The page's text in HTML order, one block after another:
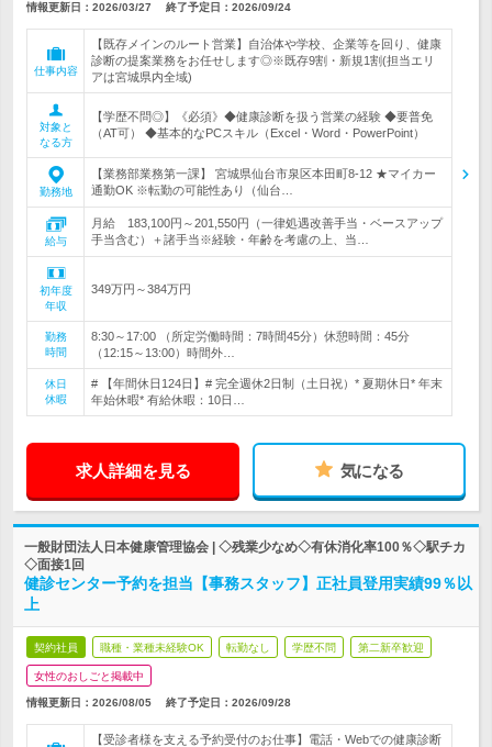
情報更新日：2026/03/27 終了予定日： 2026/09/24
仕事内容
【既存メインのルート営業】自治体や学校、企業等を回り、健康
診断の提案業務をお任せします◎※既存9割・新規1割(担当エリ
アは宮城県内全域)
対象と
なる方
【学歴不問◎】《必須》◆健康診断を扱う営業の経験 ◆要普免
（AT可） ◆基本的なPCスキル（Excel・Word・PowerPoint）
勤務地
【業務部業務第一課】 宮城県仙台市泉区本田町8-12 ★マイカー
通勤OK ※転勤の可能性あり（仙台…
給与
月給 183,100円～201,550円（一律処遇改善手当・ベースアップ
手当含む）＋諸手当※経験・年齢を考慮の上、当…
初年度
年収
349万円～384万円
勤務
時間
8:30～17:00 （所定労働時間：7時間45分）休憩時間：45分
（12:15～13:00）時間外…
休日
休暇
# 【年間休日124日】# 完全週休2日制（土日祝）* 夏期休日* 年末
年始休暇* 有給休暇：10日…
求人詳細を見る 気になる
一般財団法人日本健康管理協会 | ◇残業少なめ◇有休消化率100％◇駅チカ
◇面接1回
健診センター予約を担当【事務スタッフ】正社員登用実績99％以
上
契約社員 職種・業種未経験OK 転勤なし 学歴不問 第二新卒歓迎
女性のおしごと掲載中
情報更新日：2026/08/05 終了予定日： 2026/09/28
【受診者様を支える予約受付のお仕事】電話・Webでの健康診断